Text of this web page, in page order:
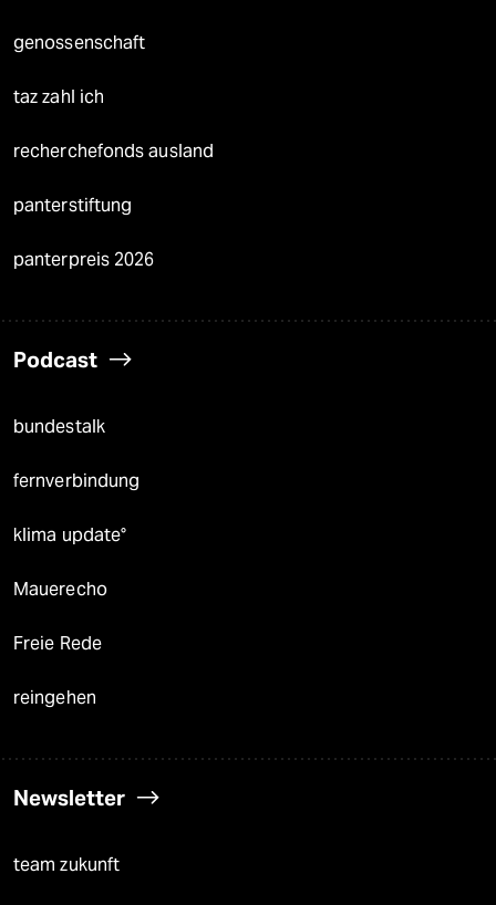
genossenschaft
taz zahl ich
recherchefonds ausland
panterstiftung
panterpreis 2026
Podcast
bundestalk
fernverbindung
klima update°
Mauerecho
Freie Rede
reingehen
Newsletter
team zukunft